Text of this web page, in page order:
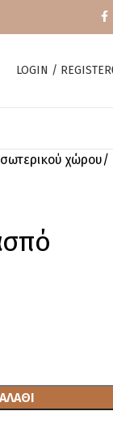
LOGIN / REGISTER
χώρου